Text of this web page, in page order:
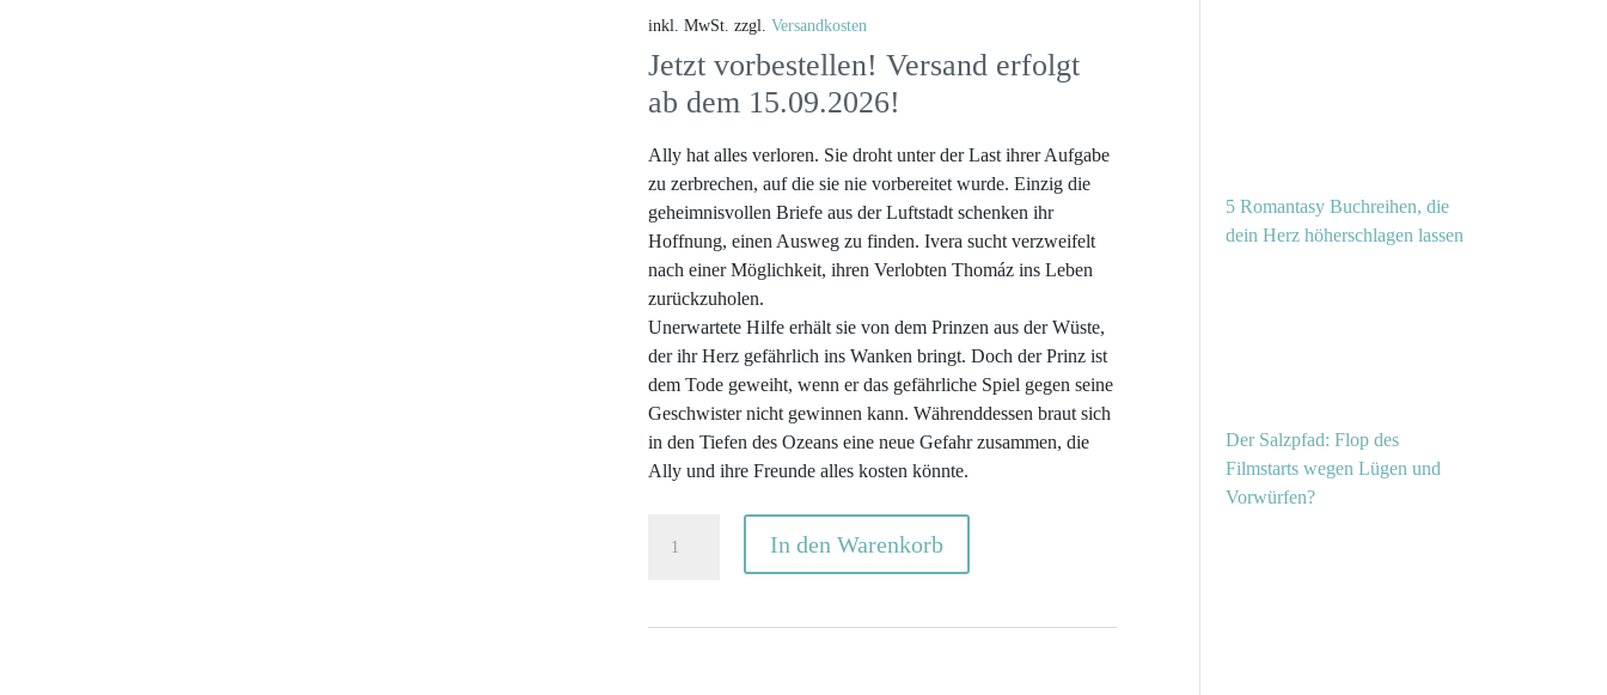
inkl. MwSt. zzgl. Versandkosten
Jetzt vorbestellen! Versand erfolgt
ab dem 15.09.2026!
Ally hat alles verloren. Sie droht unter der Last ihrer Aufgabe
zu zerbrechen, auf die sie nie vorbereitet wurde. Einzig die
geheimnisvollen Briefe aus der Luftstadt schenken ihr
Hoffnung, einen Ausweg zu finden. Ivera sucht verzweifelt
nach einer Möglichkeit, ihren Verlobten Thomáz ins Leben
zurückzuholen.
Unerwartete Hilfe erhält sie von dem Prinzen aus der Wüste,
der ihr Herz gefährlich ins Wanken bringt. Doch der Prinz ist
dem Tode geweiht, wenn er das gefährliche Spiel gegen seine
Geschwister nicht gewinnen kann. Währenddessen braut sich
in den Tiefen des Ozeans eine neue Gefahr zusammen, die
Ally und ihre Freunde alles kosten könnte.
Das
In den Warenkorb
5 Romantasy Buchreihen, die
dein Herz höherschlagen lassen
Der Salzpfad: Flop des
Filmstarts wegen Lügen und
Vorwürfen?